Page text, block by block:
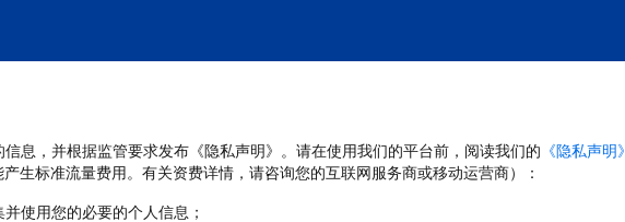
息，并根据监管要求发布《隐私声明》。请在使用我们的平台前，阅读我们的 《隐私声明》
生标准流量费用。有关资费详情，请咨询您的互联网服务商或移动运营商）：
使用您的必要的个人信息；